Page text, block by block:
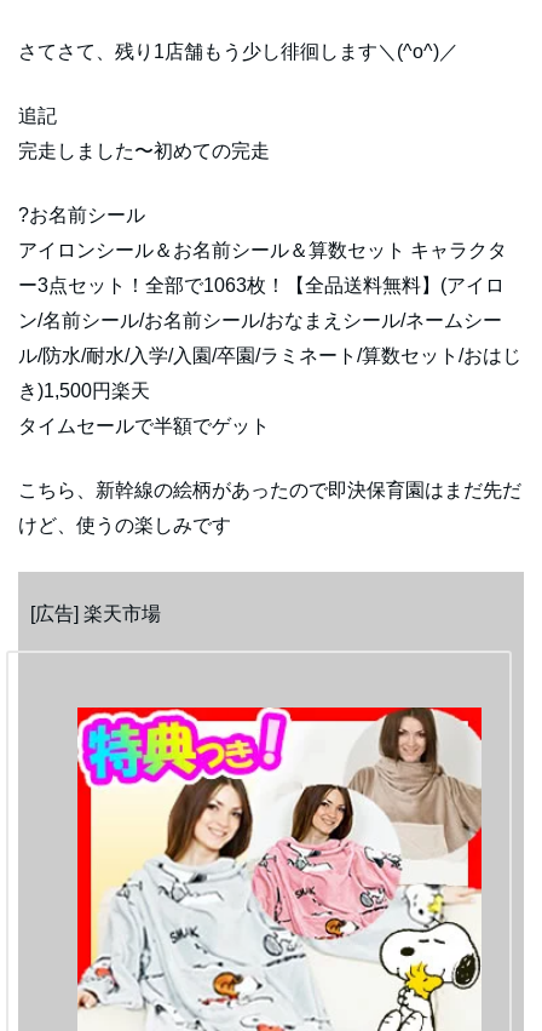
さてさて、残り1店舗もう少し徘徊します＼(^o^)／
追記
完走しました〜初めての完走
?お名前シール
アイロンシール＆お名前シール＆算数セット キャラクタ
ー3点セット！全部で1063枚！【全品送料無料】(アイロ
ン/名前シール/お名前シール/おなまえシール/ネームシー
ル/防水/耐水/入学/入園/卒園/ラミネート/算数セット/おはじ
き)1,500円楽天
タイムセールで半額でゲット
こちら、新幹線の絵柄があったので即決保育園はまだ先だ
けど、使うの楽しみです
[広告] 楽天市場